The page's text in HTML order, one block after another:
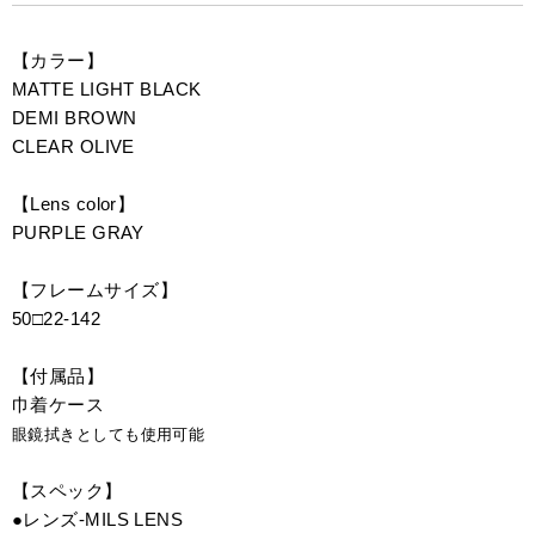
【カラー】
MATTE LIGHT BLACK
DEMI BROWN
CLEAR OLIVE
【Lens color】
PURPLE GRAY
【フレームサイズ】
50□22-142
【付属品】
巾着ケース
眼鏡拭きとしても使用可能
【スペック】
●レンズ-MILS LENS